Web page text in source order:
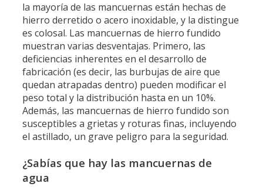
la mayoría de las mancuernas están hechas de
hierro derretido o acero inoxidable, y la distingue
es colosal. Las mancuernas de hierro fundido
muestran varias desventajas. Primero, las
deficiencias inherentes en el desarrollo de
fabricación (es decir, las burbujas de aire que
quedan atrapadas dentro) pueden modificar el
peso total y la distribución hasta en un 10%.
Además, las mancuernas de hierro fundido son
susceptibles a grietas y roturas finas, incluyendo
el astillado, un grave peligro para la seguridad.
¿Sabías que hay las mancuernas de
agua